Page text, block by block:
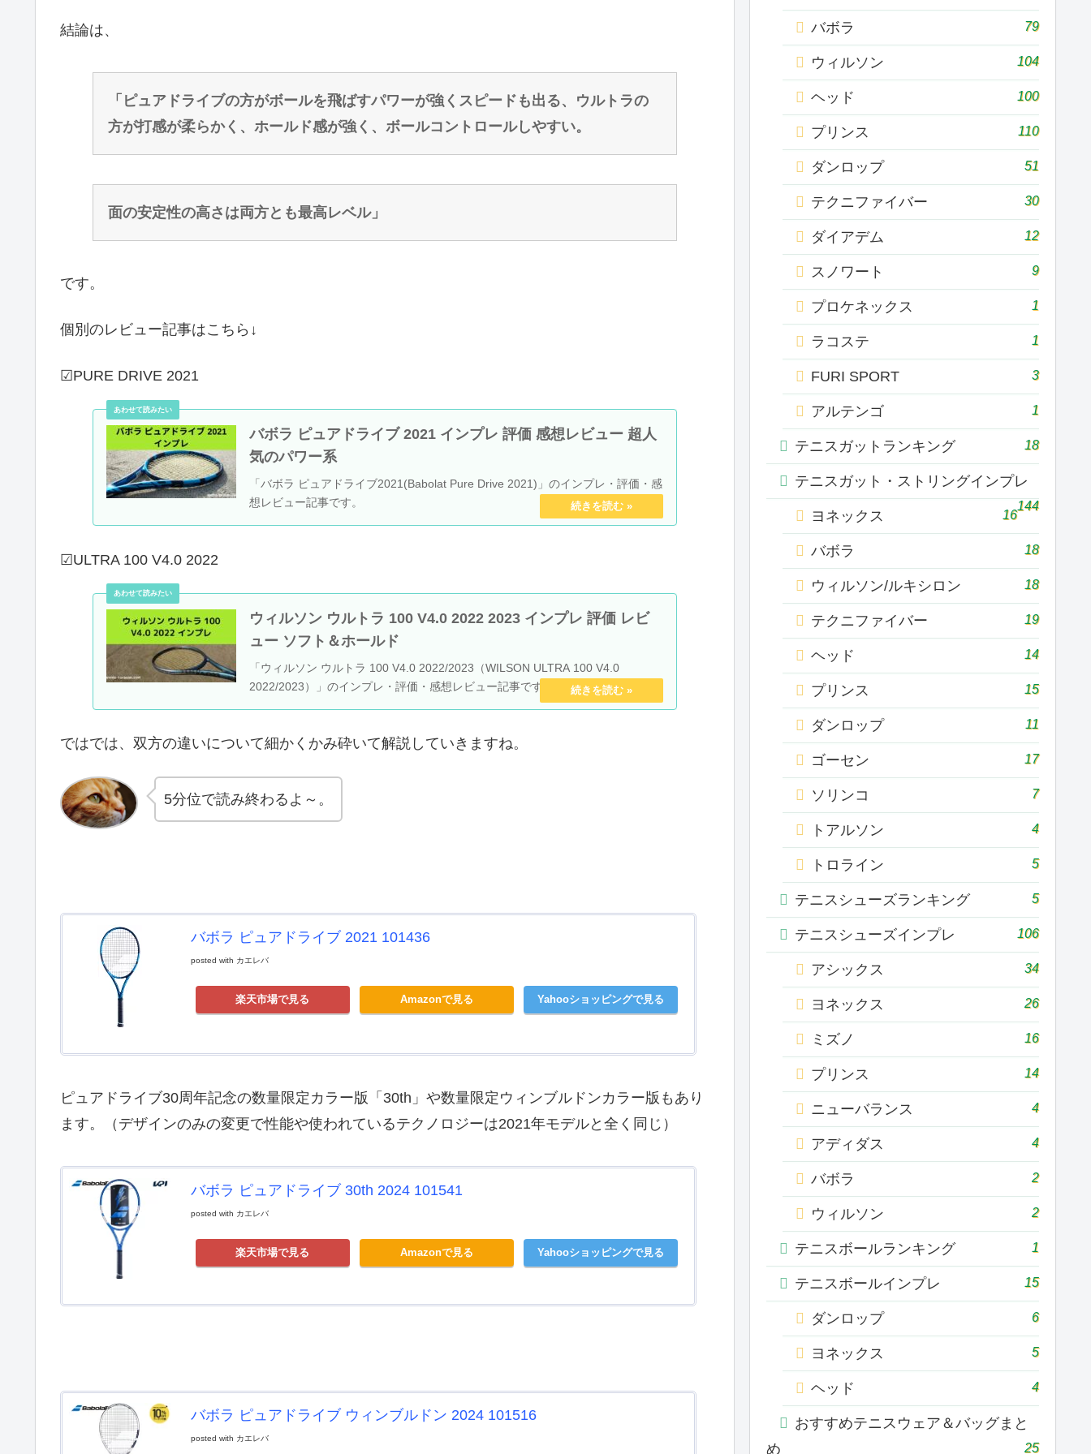
結論は、
「ピュアドライブの方がボールを飛ばすパワーが強くスピードも出る、ウルトラの
方が打感が柔らかく、ホールド感が強く、ボールコントロールしやすい。
面の安定性の高さは両方とも最高レベル」
です。
個別のレビュー記事はこちら↓
☑PURE DRIVE 2021
バボラ ピュアドライブ 2021 インプレ 評価 感想レビュー 超人
気のパワー系
「バボラ ピュアドライブ2021(Babolat Pure Drive 2021)」のインプレ・評価・感
想レビュー記事です。
☑ULTRA 100 V4.0 2022
ウィルソン ウルトラ 100 V4.0 2022 2023 インプレ 評価 レビ
ュー ソフト＆ホールド
「ウィルソン ウルトラ 100 V4.0 2022/2023（WILSON ULTRA 100 V4.0
2022/2023）」のインプレ・評価・感想レビュー記事です。
ではでは、双方の違いについて細かくかみ砕いて解説していきますね。
5分位で読み終わるよ～。
バボラ ピュアドライブ 2021 101436
posted with カエレバ
楽天市場で見る Amazonで見る Yahooショッピングで見る
ピュアドライブ30周年記念の数量限定カラー版「30th」や数量限定ウィンブルドンカラー版もあり
ます。（デザインのみの変更で性能や使われているテクノロジーは2021年モデルと全く同じ）
バボラ ピュアドライブ 30th 2024 101541
posted with カエレバ
楽天市場で見る Amazonで見る Yahooショッピングで見る
バボラ ピュアドライブ ウィンブルドン 2024 101516
posted with カエレバ
バボラ 79
ウィルソン 104
ヘッド 100
プリンス 110
ダンロップ 51
テクニファイバー 30
ダイアデム 12
スノワート 9
プロケネックス 1
ラコステ 1
FURI SPORT 3
アルテンゴ 1
テニスガットランキング 18
テニスガット・ストリングインプレ
144
ヨネックス 16
バボラ 18
ウィルソン/ルキシロン 18
テクニファイバー 19
ヘッド 14
プリンス 15
ダンロップ 11
ゴーセン 17
ソリンコ 7
トアルソン 4
トロライン 5
テニスシューズランキング 5
テニスシューズインプレ 106
アシックス 34
ヨネックス 26
ミズノ 16
プリンス 14
ニューバランス 4
アディダス 4
バボラ 2
ウィルソン 2
テニスボールランキング 1
テニスボールインプレ 15
ダンロップ 6
ヨネックス 5
ヘッド 4
おすすめテニスウェア＆バッグまと
め
25